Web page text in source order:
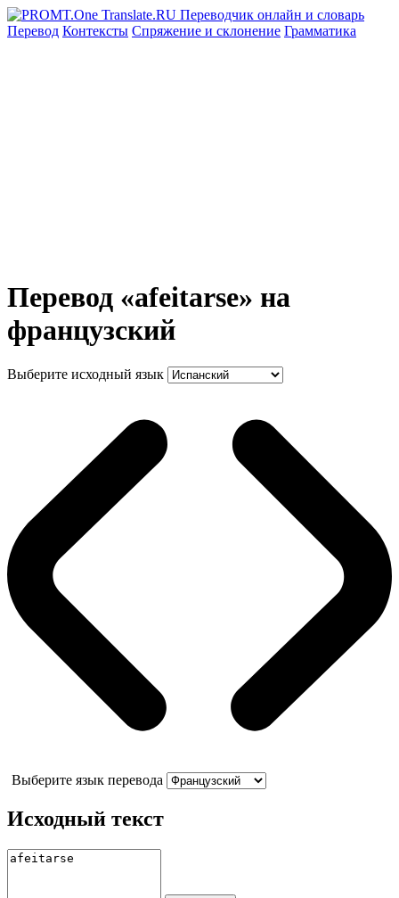
Перевод Контексты Спряжение и склонение Грамматика
Перевод «afeitarse» на
французский
Выберите исходный язык
Выберите язык перевода
Исходный текст